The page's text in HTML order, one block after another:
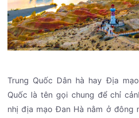
Trung Quốc Dân hà hay Địa
Quốc là tên gọi chung để chỉ
nhị địa mạo Đan Hà nằm ở đông